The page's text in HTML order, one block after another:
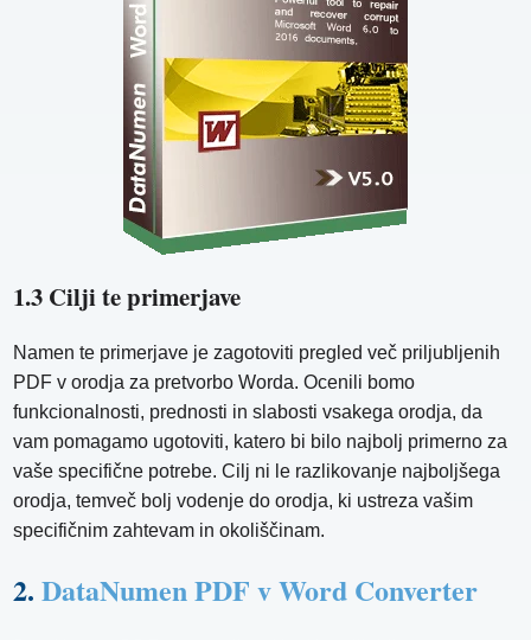
1.3 Cilji te primerjave
Namen te primerjave je zagotoviti pregled več priljubljenih
PDF v orodja za pretvorbo Worda. Ocenili bomo
funkcionalnosti, prednosti in slabosti vsakega orodja, da
vam pomagamo ugotoviti, katero bi bilo najbolj primerno za
vaše specifične potrebe. Cilj ni le razlikovanje najboljšega
orodja, temveč bolj vodenje do orodja, ki ustreza vašim
specifičnim zahtevam in okoliščinam.
2.DataNumen PDF v Word Converter